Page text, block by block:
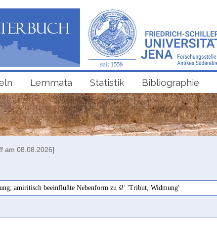
Lemmata Statistik Bibliographie
am 08.08.2026]
amiritisch beeinflußte Nebenform zu ślʾ 'Tribut, Widmung'